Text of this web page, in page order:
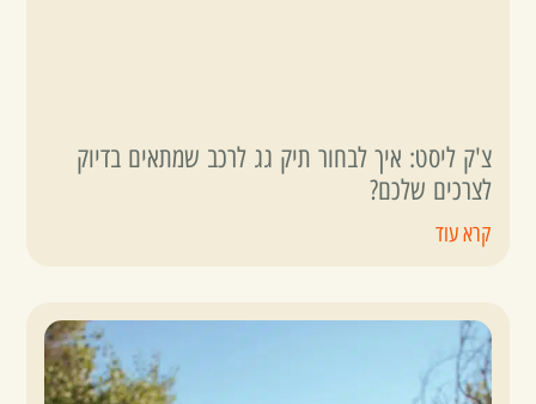
צ'ק ליסט: איך לבחור תיק גג לרכב שמתאים בדיוק
לצרכים שלכם?
קרא עוד